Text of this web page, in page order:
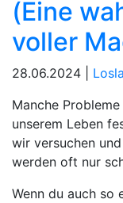
(Eine
voller
28.06.2024 |
Manche
unserem Leben
wir versuchen
werden oft nur
Wenn du auch so